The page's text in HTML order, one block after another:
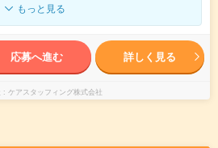
もっと見る
応募へ進む 詳しく見る
ケアスタッフィング株式会社